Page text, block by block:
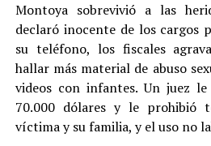
Montoya sobrevivió a las
declaró inocente de los cargos
su teléfono, los fiscales
hallar más material de abuso
videos con infantes. Un juez
70.000 dólares y le prohibió
víctima y su familia, y el uso no